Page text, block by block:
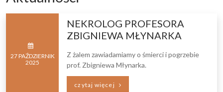
27PAŹDZIERNIK
2025
NEKROLOG PROFESORA
ZBIGNIEWA MŁYNARKA
Z żalem zawiadamiamy o śmierci i pogrzebie
prof. Zbigniewa Młynarka.
czytaj więcej